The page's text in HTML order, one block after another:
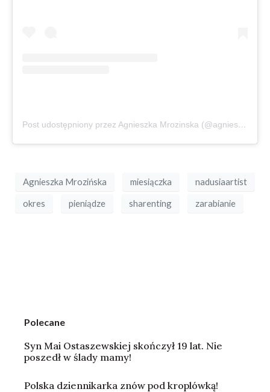
Post udostępniony przez Agnieszka Mrozinska (@agnieszkamrozinskaofficial_)
Agnieszka Mrozińska miesiączka nadusiaartist
okres pieniądze sharenting zarabianie
Polecane
Syn Mai Ostaszewskiej skończył 19 lat. Nie
poszedł w ślady mamy!
Polska dziennikarka znów pod kroplówką!